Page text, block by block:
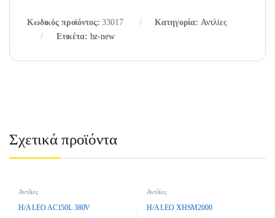
Κωδικός προϊόντος:33017 Κατηγορία: Αντλίες
Ετικέτα: bz-new
Σχετικά προϊόντα
Αντλίες
H/A LEO AC150L 380V
Αντλίες
H/A LEO XHSM2000